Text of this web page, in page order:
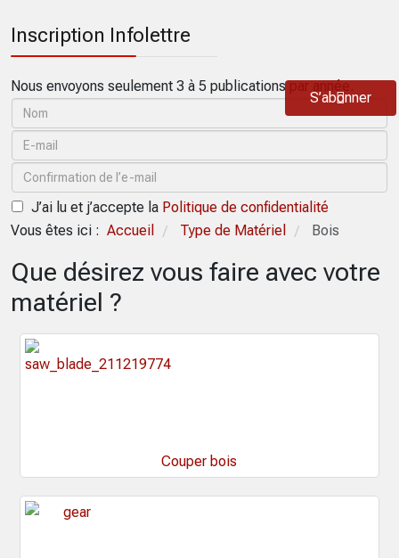
Inscription Infolettre
Nous envoyons seulement 3 à 5 publications par année.
J’ai lu et j’accepte la Politique de confidentialité
S’abonner
Vous êtes ici : Accueil / Type de Matériel / Bois
Que désirez vous faire avec votre
matériel ?
Couper bois